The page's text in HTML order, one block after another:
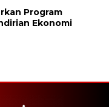
Program
Ekonomi